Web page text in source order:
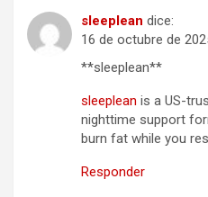
sleeplean dice:
16 de octubre de
** sleeplean**
sleeplean is a US-
nighttime support
burn fat while you
Responder